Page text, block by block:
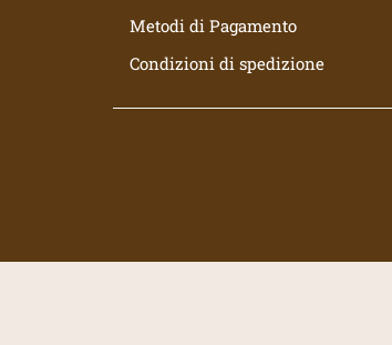
Metodi di Pagamento
Condizioni di spedizione